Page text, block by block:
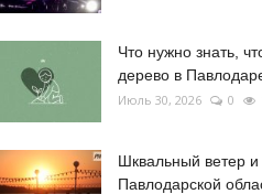
Что нужно знать,
дерево в
Июль 30, 2026 0
Шквальный ветер
Павлодарской